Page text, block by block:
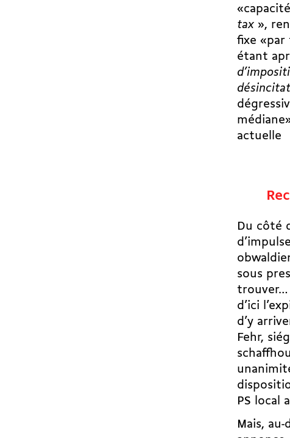
tax »,
fixe «par
étant
actuelle
Du côté
sous
trouver…
d’ici
d’y
Fehr,
PS local
Mais,